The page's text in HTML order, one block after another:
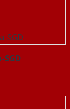
SGD